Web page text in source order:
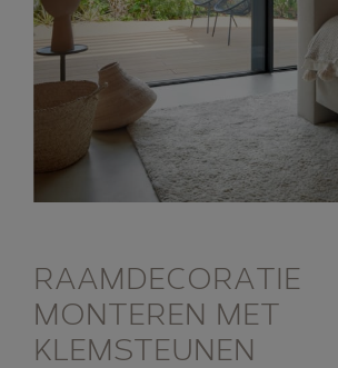
RAAMDECORATIE
MONTEREN MET
KLEMSTEUNEN